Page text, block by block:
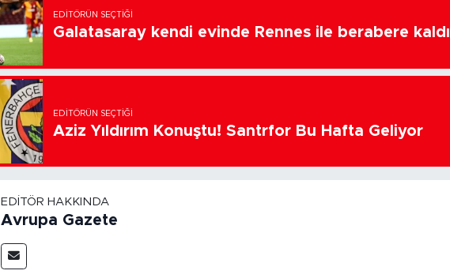
EDITÖRÜN SEÇTIĞI
Galatasaray kendi evinde Rennes ile berabere kaldı
EDITÖRÜN SEÇTIĞI
Aziz Yıldırım Konuştu! Santrfor Bu Hafta Geliyor
EDITÖR HAKKINDA
Avrupa Gazete